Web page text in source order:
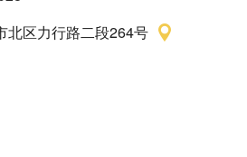
北区力行路二段264号